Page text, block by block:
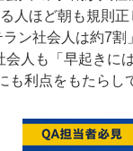
人ほど朝も規則
ン社会人は約7割
人も「早起きに
も利点をもたらし